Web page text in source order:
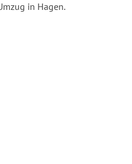
in Hagen.